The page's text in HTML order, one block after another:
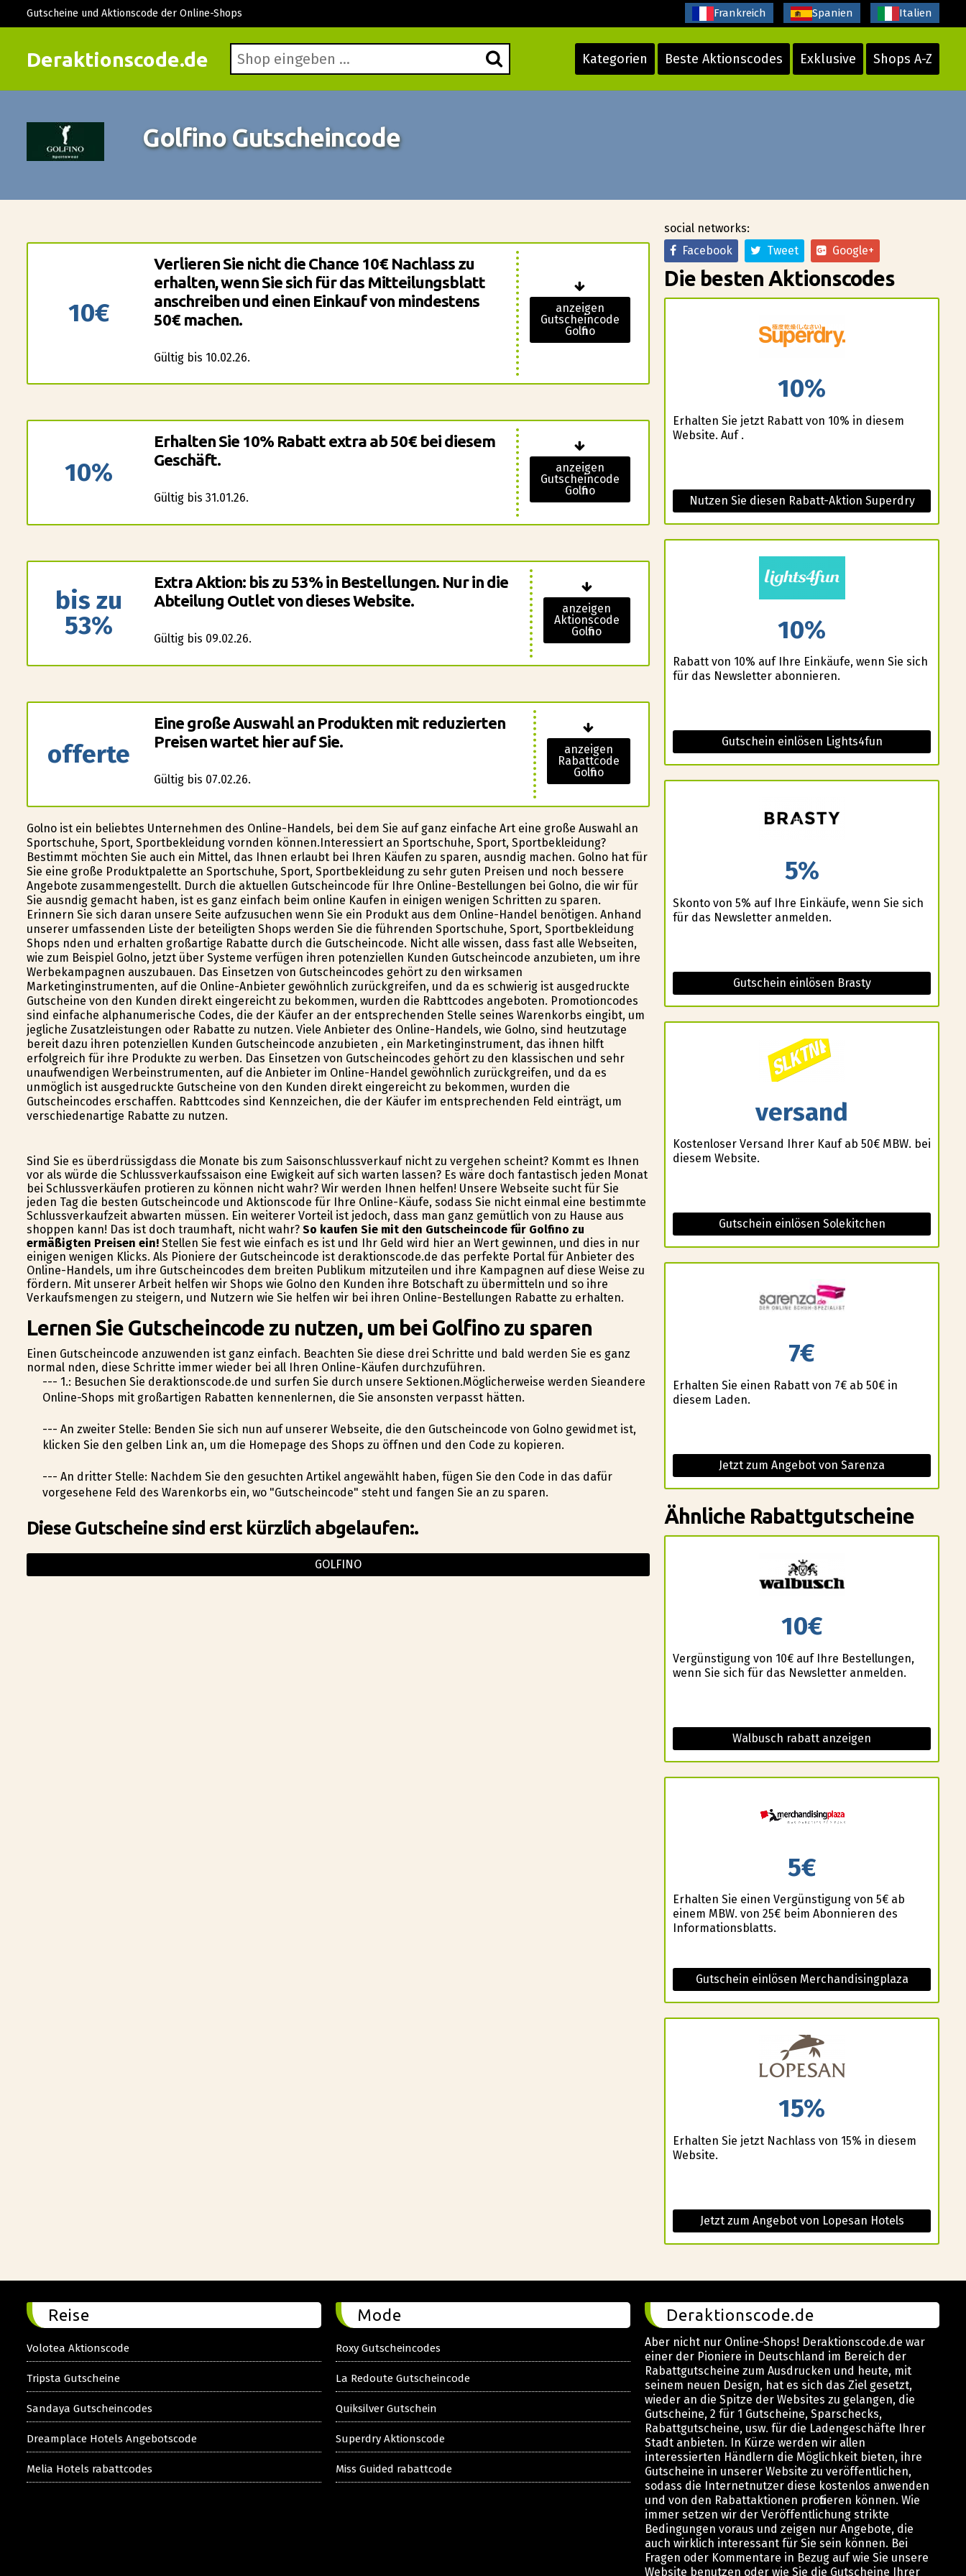
Deraktionscode.de Kategorien Beste Aktionscodes Exklusive Shops A-Z
Gutscheine und Aktionscode der Online-Shops Frankreich Spanien Italien
Golfino Gutscheincode
10€
Verlieren Sie nicht die Chance 10€ Nachlass zu
erhalten, wenn Sie sich für das Mitteilungsblatt
anschreiben und einen Einkauf von mindestens
50€ machen.
Gültig bis 10.02.26.
anzeigen
Gutscheincode
Golfino
10%
Erhalten Sie 10% Rabatt extra ab 50€ bei diesem
Geschäft.
Gültig bis 31.01.26.
anzeigen
Gutscheincode
Golfino
bis zu
53%
Extra Aktion: bis zu 53% in Bestellungen. Nur in die
Abteilung Outlet von dieses Website.
Gültig bis 09.02.26.
anzeigen
Aktionscode
Golfino
offerte
Eine große Auswahl an Produkten mit reduzierten
Preisen wartet hier auf Sie.
Gültig bis 07.02.26.
anzeigen
Rabattcode
Golfino
Golfino ist ein beliebtes Unternehmen des Online-Handels, bei dem Sie auf ganz einfache Art eine große Auswahl an
Sportschuhe, Sport, Sportbekleidung vorfinden können.Interessiert an Sportschuhe, Sport, Sportbekleidung?
Bestimmt möchten Sie auch ein Mittel, das Ihnen erlaubt bei Ihren Käufen zu sparen, ausfindig machen. Golfino hat für
Sie eine große Produktpalette an Sportschuhe, Sport, Sportbekleidung zu sehr guten Preisen und noch bessere
Angebote zusammengestellt. Durch die aktuellen Gutscheincode für Ihre Online-Bestellungen bei Golfino, die wir für
Sie ausfindig gemacht haben, ist es ganz einfach beim online Kaufen in einigen wenigen Schritten zu sparen.
Erinnern Sie sich daran unsere Seite aufzusuchen wenn Sie ein Produkt aus dem Online-Handel benötigen. Anhand
unserer umfassenden Liste der beteiligten Shops werden Sie die führenden Sportschuhe, Sport, Sportbekleidung
Shops finden und erhalten großartige Rabatte durch die Gutscheincode. Nicht alle wissen, dass fast alle Webseiten,
wie zum Beispiel Golfino, jetzt über Systeme verfügen ihren potenziellen Kunden Gutscheincode anzubieten, um ihre
Werbekampagnen auszubauen. Das Einsetzen von Gutscheincodes gehört zu den wirksamen
Marketinginstrumenten, auf die Online-Anbieter gewöhnlich zurückgreifen, und da es schwierig ist ausgedruckte
Gutscheine von den Kunden direkt eingereicht zu bekommen, wurden die Rabttcodes angeboten. Promotioncodes
sind einfache alphanumerische Codes, die der Käufer an der entsprechenden Stelle seines Warenkorbs eingibt, um
jegliche Zusatzleistungen oder Rabatte zu nutzen. Viele Anbieter des Online-Handels, wie Golfino, sind heutzutage
bereit dazu ihren potenziellen Kunden Gutscheincode anzubieten , ein Marketinginstrument, das ihnen hilft
erfolgreich für ihre Produkte zu werben. Das Einsetzen von Gutscheincodes gehört zu den klassischen und sehr
unaufwendigen Werbeinstrumenten, auf die Anbieter im Online-Handel gewöhnlich zurückgreifen, und da es
unmöglich ist ausgedruckte Gutscheine von den Kunden direkt eingereicht zu bekommen, wurden die
Gutscheincodes erschaffen. Rabttcodes sind Kennzeichen, die der Käufer im entsprechenden Feld einträgt, um
verschiedenartige Rabatte zu nutzen.
Sind Sie es überdrüssigdass die Monate bis zum Saisonschlussverkauf nicht zu vergehen scheint? Kommt es Ihnen
vor als würde die Schlussverkaufssaison eine Ewigkeit auf sich warten lassen? Es wäre doch fantastisch jeden Monat
bei Schlussverkäufen profitieren zu können nicht wahr? Wir werden Ihnen helfen! Unsere Webseite sucht für Sie
jeden Tag die besten Gutscheincode und Aktionscode für Ihre Online-Käufe, sodass Sie nicht einmal eine bestimmte
Schlussverkaufzeit abwarten müssen. Ein weiterer Vorteil ist jedoch, dass man ganz gemütlich von zu Hause aus
shoppen kann! Das ist doch traumhaft, nicht wahr? So kaufen Sie mit den Gutscheincode für Golfino zu
ermäßigten Preisen ein!Stellen Sie fest wie einfach es ist und Ihr Geld wird hier an Wert gewinnen, und dies in nur
einigen wenigen Klicks. Als Pioniere der Gutscheincode ist deraktionscode.de das perfekte Portal für Anbieter des
Online-Handels, um ihre Gutscheincodes dem breiten Publikum mitzuteilen und ihre Kampagnen auf diese Weise zu
fördern. Mit unserer Arbeit helfen wir Shops wie Golfino den Kunden ihre Botschaft zu übermitteln und so ihre
Verkaufsmengen zu steigern, und Nutzern wie Sie helfen wir bei ihren Online-Bestellungen Rabatte zu erhalten.
Lernen Sie Gutscheincode zu nutzen, um bei Golfino zu sparen
Einen Gutscheincode anzuwenden ist ganz einfach. Beachten Sie diese drei Schritte und bald werden Sie es ganz
normal finden, diese Schritte immer wieder bei all Ihren Online-Käufen durchzuführen.
--- 1.: Besuchen Sie deraktionscode.de und surfen Sie durch unsere Sektionen.Möglicherweise werden Sieandere
Online-Shops mit großartigen Rabatten kennenlernen, die Sie ansonsten verpasst hätten.
--- An zweiter Stelle: Befinden Sie sich nun auf unserer Webseite, die den Gutscheincode von Golfino gewidmet ist,
klicken Sie den gelben Link an, um die Homepage des Shops zu öffnen und den Code zu kopieren.
--- An dritter Stelle: Nachdem Sie den gesuchten Artikel angewählt haben, fügen Sie den Code in das dafür
vorgesehene Feld des Warenkorbs ein, wo "Gutscheincode" steht und fangen Sie an zu sparen.
Diese Gutscheine sind erst kürzlich abgelaufen:.
GOLFINO
social networks:
Facebook
Tweet Google+
Die besten Aktionscodes
10%
Erhalten Sie jetzt Rabatt von 10% in diesem
Website. Auf .
Nutzen Sie diesen Rabatt-Aktion Superdry
10%
Rabatt von 10% auf Ihre Einkäufe, wenn Sie sich
für das Newsletter abonnieren.
Gutschein einlösen Lights4fun
5%
Skonto von 5% auf Ihre Einkäufe, wenn Sie sich
für das Newsletter anmelden.
Gutschein einlösen Brasty
versand
Kostenloser Versand Ihrer Kauf ab 50€ MBW. bei
diesem Website.
Gutschein einlösen Solekitchen
7€
Erhalten Sie einen Rabatt von 7€ ab 50€ in
diesem Laden.
Jetzt zum Angebot von Sarenza
Ähnliche Rabattgutscheine
10€
Vergünstigung von 10€ auf Ihre Bestellungen,
wenn Sie sich für das Newsletter anmelden.
Walbusch rabatt anzeigen
5€
Erhalten Sie einen Vergünstigung von 5€ ab
einem MBW. von 25€ beim Abonnieren des
Informationsblatts.
Gutschein einlösen Merchandisingplaza
15%
Erhalten Sie jetzt Nachlass von 15% in diesem
Website.
Jetzt zum Angebot von Lopesan Hotels
Reise
Volotea Aktionscode
Tripsta Gutscheine
Sandaya Gutscheincodes
Dreamplace Hotels Angebotscode
Melia Hotels rabattcodes
Mode
Roxy Gutscheincodes
La Redoute Gutscheincode
Quiksilver Gutschein
Superdry Aktionscode
Miss Guided rabattcode
Deraktionscode.de
Aber nicht nur Online-Shops! Deraktionscode.de war
einer der Pioniere in Deutschland im Bereich der
Rabattgutscheine zum Ausdrucken und heute, mit
seinem neuen Design, hat es sich das Ziel gesetzt,
wieder an die Spitze der Websites zu gelangen, die
Gutscheine, 2 für 1 Gutscheine, Sparschecks,
Rabattgutscheine, usw. für die Ladengeschäfte Ihrer
Stadt anbieten. In Kürze werden wir allen
interessierten Händlern die Möglichkeit bieten, ihre
Gutscheine in unserer Website zu veröffentlichen,
sodass die Internetnutzer diese kostenlos anwenden
und von den Rabattaktionen profitieren können. Wie
immer setzen wir der Veröffentlichung strikte
Bedingungen voraus und zeigen nur Angebote, die
auch wirklich interessant für Sie sein können. Bei
Fragen oder Kommentare in Bezug auf wie Sie unsere
Website benutzen oder wie Sie die Gutscheine Ihrer